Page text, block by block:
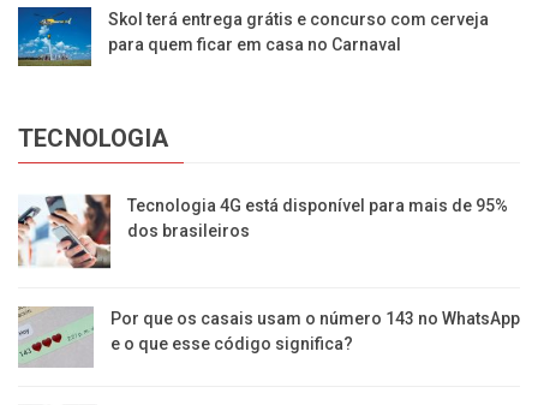
Skol terá entrega grátis e concurso com cerveja
para quem ficar em casa no Carnaval
TECNOLOGIA
Tecnologia 4G está disponível para mais de 95%
dos brasileiros
Por que os casais usam o número 143 no WhatsApp
e o que esse código significa?